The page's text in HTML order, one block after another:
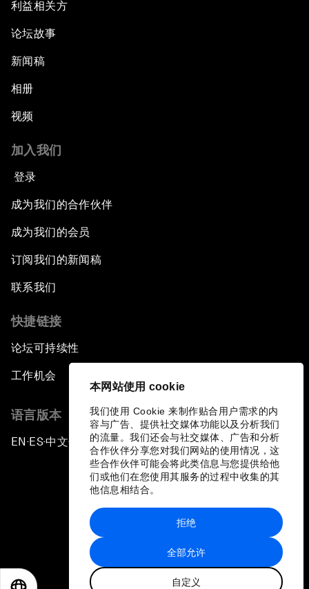
本网站使用 cookie
我们使用 Cookie 来制作贴合用户需求的内
容与广告、提供社交媒体功能以及分析我们
的流量。我们还会与社交媒体、广告和分析
合作伙伴分享您对我们网站的使用情况，这
些合作伙伴可能会将此类信息与您提供给他
们或他们在您使用其服务的过程中收集的其
他信息相结合。
全部允许
自定义
拒绝
利益相关方
论坛故事
新闻稿
相册
视频
加入我们
登录
成为我们的合作伙伴
成为我们的会员
订阅我们的新闻稿
联系我们
快捷链接
论坛可持续性
工作机会
语言版本
EN ▪ES▪中文▪ 日本語
站点地图
世界经济论坛